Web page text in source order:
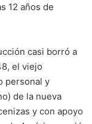
12 años de
casi borró a
el viejo
personal y
de la nueva
y con apoyo